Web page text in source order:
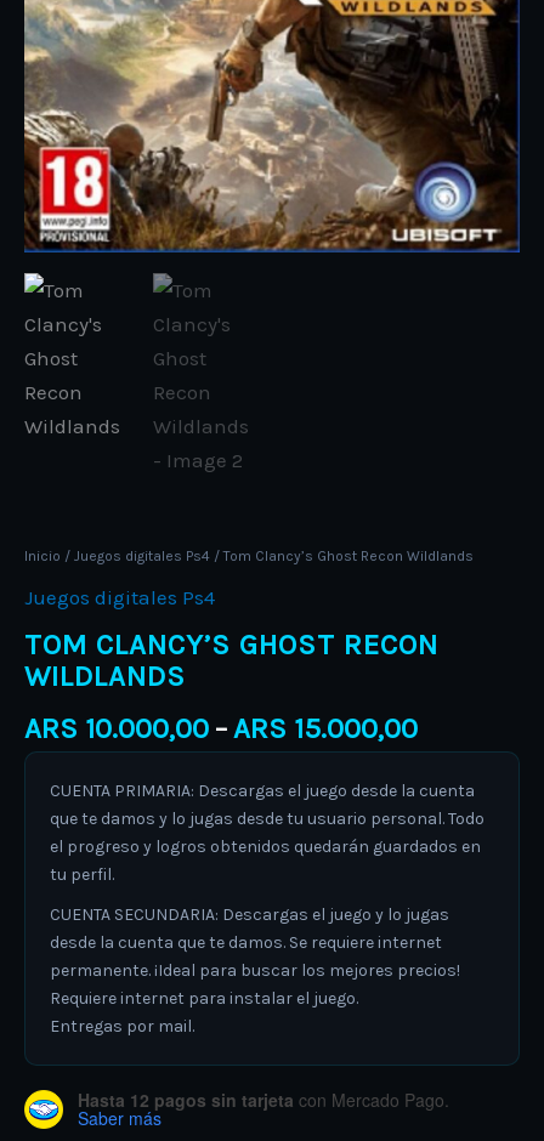
Inicio / Juegos digitales Ps4 / Tom Clancy’s Ghost Recon Wildlands
Juegos digitales Ps4
TOM CLANCY’S GHOST RECON
WILDLANDS
ARS 10.000,00 –ARS 15.000,00
CUENTA PRIMARIA: Descargas el juego desde la cuenta
que te damos y lo jugas desde tu usuario personal. Todo
el progreso y logros obtenidos quedarán guardados en
tu perfil.
CUENTA SECUNDARIA: Descargas el juego y lo jugas
desde la cuenta que te damos. Se requiere internet
permanente. ¡Ideal para buscar los mejores precios!
Requiere internet para instalar el juego.
Entregas por mail.
Hasta 12 pagos sin tarjeta con Mercado Pago.
Saber más